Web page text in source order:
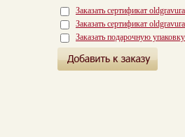
Заказать сертификат
Заказать сертификат
Заказать подарочную